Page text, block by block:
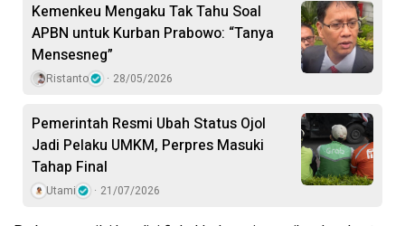
Kemenkeu Mengaku Tak Tahu Soal
APBN untuk Kurban Prabowo: “Tanya
Mensesneg”
Ristanto 28/05/2026
Pemerintah Resmi Ubah Status Ojol
Jadi Pelaku UMKM, Perpres Masuki
Tahap Final
Utami 21/07/2026